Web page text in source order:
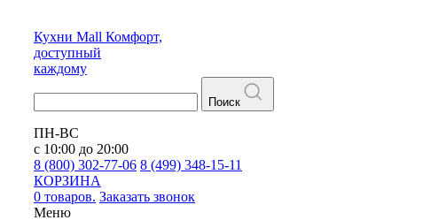
Кухни Mall Комфорт,
доступный
каждому
Поиск
ПН-ВС
с 10:00 до 20:00
8 (800) 302-77-06 8 (499) 348-15-11
КОРЗИНА
0 товаров. Заказать звонок
Меню